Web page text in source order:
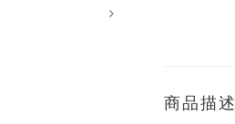
商品描述